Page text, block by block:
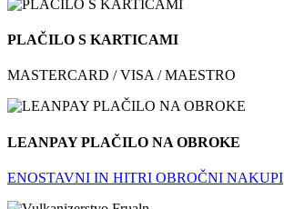
PLAČILO S KARTICAMI
MASTERCARD / VISA / MAESTRO
LEANPAY PLAČILO NA OBROKE
ENOSTAVNI IN HITRI OBROČNI NAKUPI